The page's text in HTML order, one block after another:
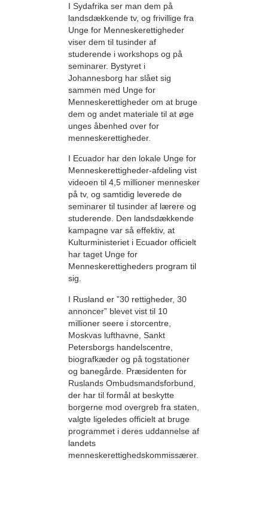
I Sydafrika ser man dem på
landsdækkende tv, og frivillige fra
Unge for Menneskerettigheder
viser dem til tusinder af
studerende i workshops og på
seminarer. Bystyret i
Johannesborg har slået sig
sammen med Unge for
Menneskerettigheder om at bruge
dem og andet materiale til at øge
unges åbenhed over for
menneskerettigheder.
I Ecuador har den lokale Unge for
Menneskerettigheder-afdeling vist
videoen til 4,5 millioner mennesker
på tv, og samtidig leverede de
seminarer til tusinder af lærere og
studerende. Den landsdækkende
kampagne var så effektiv, at
Kulturministeriet i Ecuador officielt
har taget Unge for
Menneskerettigheders program til
sig.
I Rusland er ”30 rettigheder, 30
annoncer” blevet vist til 10
millioner seere i storcentre,
Moskvas lufthavne, Sankt
Petersborgs handelscentre,
biografkæder og på togstationer
og banegårde. Præsidenten for
Ruslands Ombudsmandsforbund,
der har til formål at beskytte
borgerne mod overgreb fra staten,
valgte ligeledes officielt at bruge
programmet i deres uddannelse af
landets
menneskerettighedskommissærer.